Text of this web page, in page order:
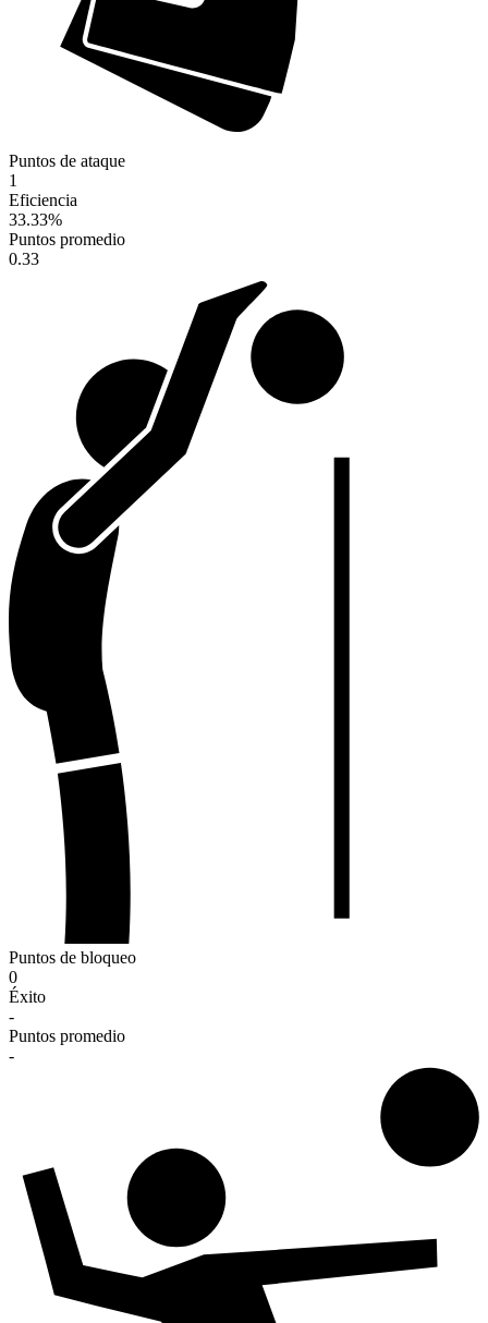
Puntos de ataque
1
Eficiencia
33.33%
Puntos promedio
0.33
Puntos de bloqueo
0
Éxito
-
Puntos promedio
-